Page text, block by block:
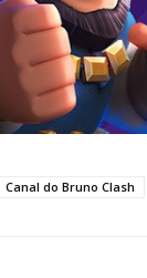
Canal do Bruno Clash